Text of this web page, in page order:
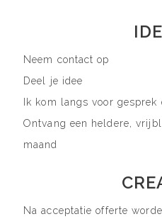
Neem contact op
Deel je idee
Ik kom langs voor gesprek
Ontvang een heldere,
maand
Na acceptatie offerte